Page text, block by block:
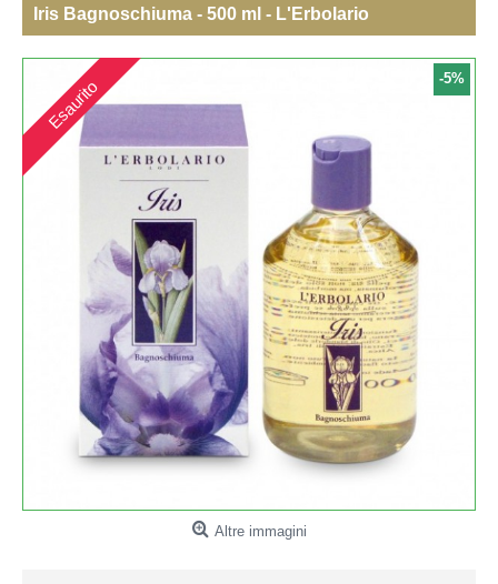
Iris Bagnoschiuma - 500 ml - L'Erbolario
-5%
Esaurito
Altre immagini